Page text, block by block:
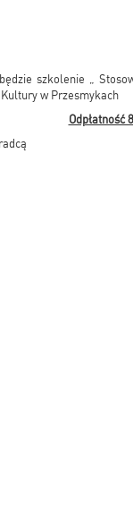
szkolenie „
Kultury w Przesmykach
Odpłatność